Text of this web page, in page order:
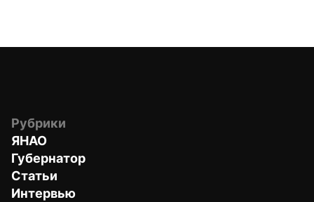
Рубрики
ЯНАО
Губернатор
Статьи
Интервью